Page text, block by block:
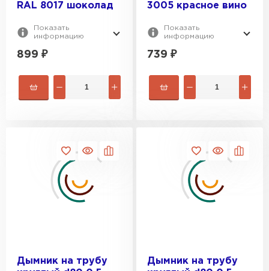
RAL 8017 шоколад
Показать
информацию
899 ₽
3005 красное вино
Показать
информацию
739 ₽
Дымник на трубу
Дымник на трубу